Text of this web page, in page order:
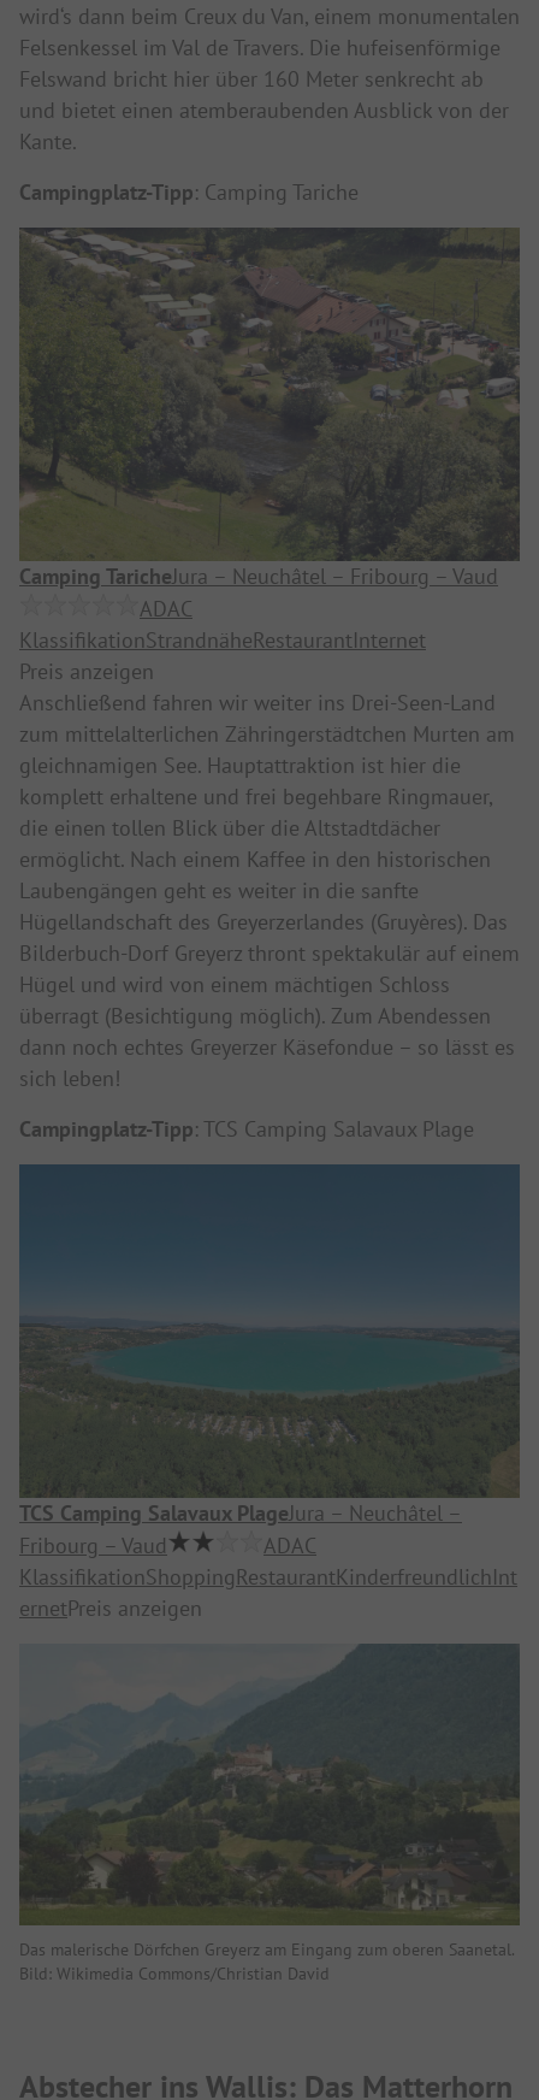
wird‘s dann beim Creux du Van, einem monumentalen
Felsenkessel im Val de Travers. Die hufeisenförmige
Felswand bricht hier über 160 Meter senkrecht ab
und bietet einen atemberaubenden Ausblick von der
Kante.
Campingplatz-Tipp: Camping Tariche
Camping TaricheJura – Neuchâtel – Fribourg – Vaud
ADAC
KlassifikationStrandnäheRestaurantInternet
Preis anzeigen
Anschließend fahren wir weiter ins Drei-Seen-Land
zum mittelalterlichen Zähringerstädtchen Murten am
gleichnamigen See. Hauptattraktion ist hier die
komplett erhaltene und frei begehbare Ringmauer,
die einen tollen Blick über die Altstadtdächer
ermöglicht. Nach einem Kaffee in den historischen
Laubengängen geht es weiter in die sanfte
Hügellandschaft des Greyerzerlandes (Gruyères). Das
Bilderbuch-Dorf Greyerz thront spektakulär auf einem
Hügel und wird von einem mächtigen Schloss
überragt (Besichtigung möglich). Zum Abendessen
dann noch echtes Greyerzer Käsefondue – so lässt es
sich leben!
Campingplatz-Tipp: TCS Camping Salavaux Plage
TCS Camping Salavaux PlageJura – Neuchâtel –
Fribourg – Vaud
ADAC
KlassifikationShoppingRestaurantKinderfreundlichInt
ernetPreis anzeigen
Das malerische Dörfchen Greyerz am Eingang zum oberen Saanetal.
Bild: Wikimedia Commons/Christian David
Abstecher ins Wallis: Das Matterhorn